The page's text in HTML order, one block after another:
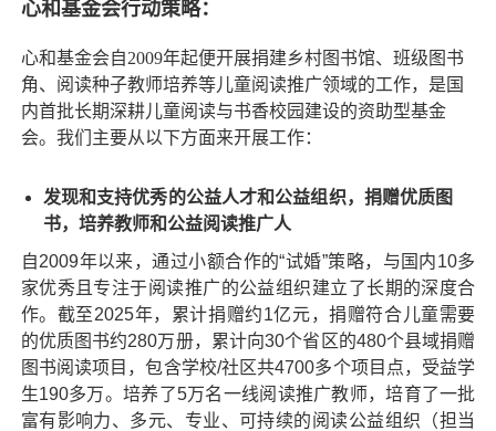
心和基金会行动策略：
心和基金会自2009年起便开展捐建乡村图书馆、班级图书
角、阅读种子教师培养等儿童阅读推广领域的工作，是国
内首批长期深耕儿童阅读与书香校园建设的资助型基金
会。我们主要从以下方面来开展工作：
发现和支持优秀的公益人才和公益组织，捐赠优质图
书，培养教师和公益阅读推广人
自2009年以来，通过小额合作的“试婚”策略，与国内10多
家优秀且专注于阅读推广的公益组织建立了长期的深度合
作。截至2025年，累计捐赠约1亿元，捐赠符合儿童需要
的优质图书约280万册，累计向30个省区的480个县域捐赠
图书阅读项目，包含学校/社区共4700多个项目点，受益学
生190多万。培养了5万名一线阅读推广教师，培育了一批
富有影响力、多元、专业、可持续的阅读公益组织（担当